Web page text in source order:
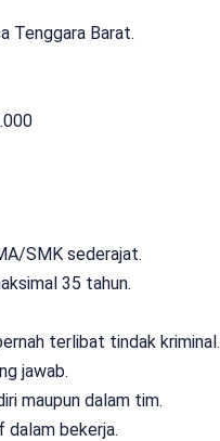
Tenggara Barat.
SMK sederajat.
35 tahun.
terlibat tindak kriminal.
jawab.
maupun dalam tim.
bekerja.